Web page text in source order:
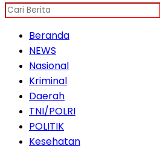
Beranda
NEWS
Nasional
Kriminal
Daerah
TNI/POLRI
POLITIK
Kesehatan